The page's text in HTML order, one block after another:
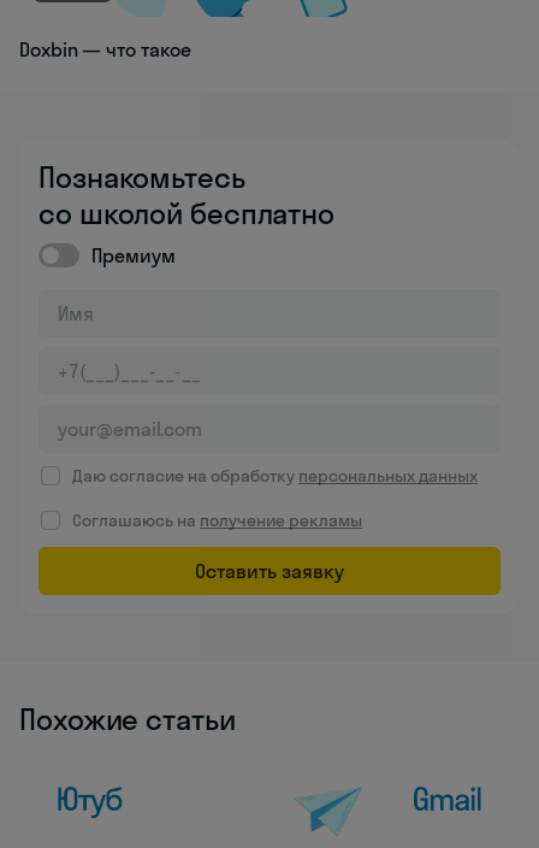
Doxbin — что такое
Познакомьтесь
со школой бесплатно
Премиум
Даю согласие на обработку персональных данных
Соглашаюсь на получение рекламы
Оставить заявку
Похожие статьи